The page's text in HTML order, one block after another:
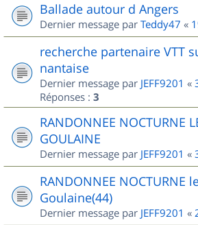
Ballade autour d Angers
Dernier message par Teddy47 «
recherche partenaire VTT
nantaise
Dernier message par JEFF9201 «
Réponses : 3
RANDONNEE NOCTURNE
GOULAINE
Dernier message par JEFF9201 «
RANDONNEE NOCTURNE
Goulaine(44)
Dernier message par JEFF9201 «